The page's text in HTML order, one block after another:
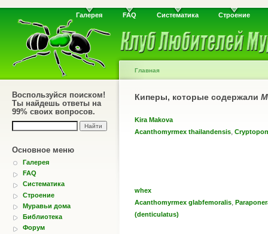
Галерея FAQ Систематика Строение
Воспользуйся поиском!
Ты найдешь ответы на
99% своих вопросов.
Основное меню
Галерея
FAQ
Систематика
Строение
Муравьи дома
Библиотека
Форум
Главная
Киперы, которые содержали
Kira Makova
Acanthomyrmex thailandensis,
whex
Acanthomyrmex glabfemoralis,
(denticulatus)